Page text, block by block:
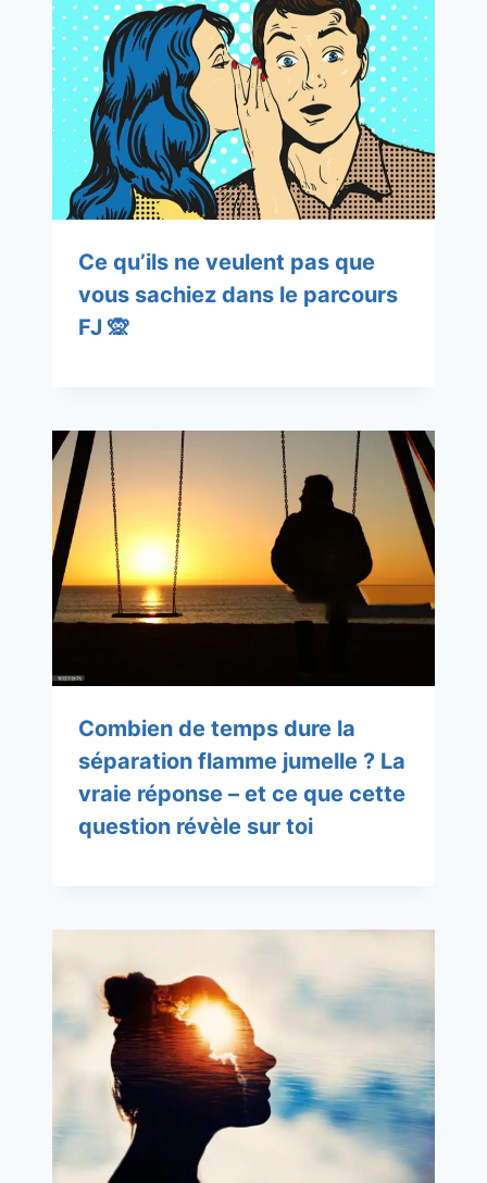
Ce qu’ils ne veulent pas que
vous sachiez dans le parcours
FJ 🙊
Combien de temps dure la
séparation flamme jumelle ? La
vraie réponse – et ce que cette
question révèle sur toi